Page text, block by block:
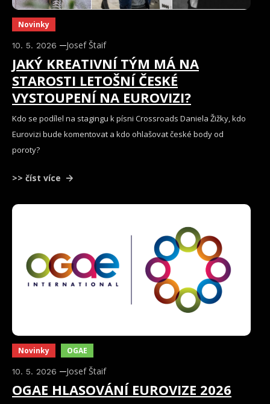
Novinky
10. 5. 2026 Josef Štaif
JAKÝ KREATIVNÍ TÝM MÁ NA
STAROSTI LETOŠNÍ ČESKÉ
VYSTOUPENÍ NA EUROVIZI?
Kdo se podílel na stagingu k písni Crossroads Daniela Žižky, kdo
Eurovizi bude komentovat a kdo ohlašovat české body od
poroty?
>> číst více
Novinky OGAE
10. 5. 2026 Josef Štaif
OGAE HLASOVÁNÍ EUROVIZE 2026